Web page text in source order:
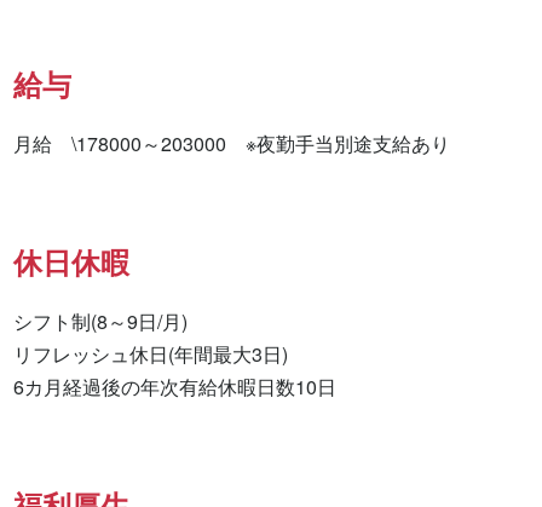
給与
月給　\178000～203000　※夜勤手当別途支給あり
休日休暇
シフト制(8～9日/月)
リフレッシュ休日(年間最大3日)